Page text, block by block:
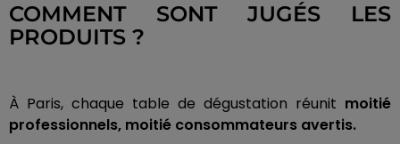
COMMENT SONT JUGÉS LES
PRODUITS ?
À Paris, chaque table de dégustation réunit moitié
professionnels, moitié consommateurs avertis.